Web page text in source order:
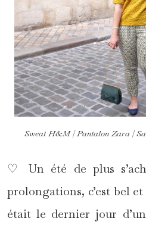
Sweat H&M | Pantalon Zara |
♡ Un été de plus
prolongations, c’est bel
était le dernier jour